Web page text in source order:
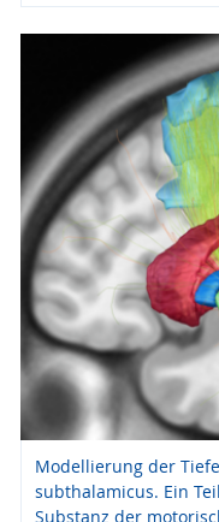
Modellierung der
subthalamicus. Ein
Substanz der